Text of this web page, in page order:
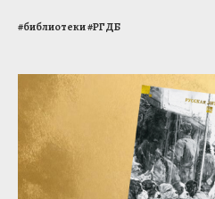
#библиотеки#РГДБ